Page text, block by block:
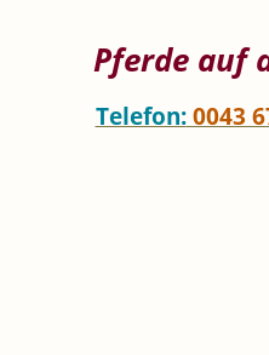
Pferde auf
Telefon:0043